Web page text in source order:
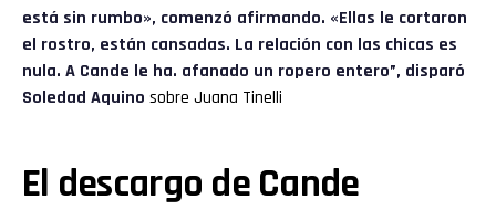
está sin rumbo», comenzó afirmando. «Ellas le cortaron
el rostro, están cansadas. La relación con las chicas es
nula. A Cande le ha. afanado un ropero entero”, disparó
Soledad Aquino sobre Juana Tinelli
El descargo de Cande